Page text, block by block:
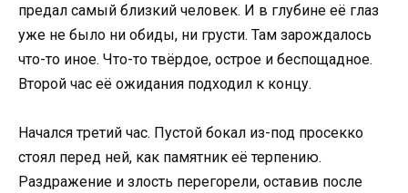
предал самый близкий человек. И в глубине её глаз
уже не было ни обиды, ни грусти. Там зарождалось
что-то иное. Что-то твёрдое, острое и беспощадное.
Второй час её ожидания подходил к концу.
Начался третий час. Пустой бокал из-под просекко
стоял перед ней, как памятник её терпению.
Раздражение и злость перегорели, оставив после